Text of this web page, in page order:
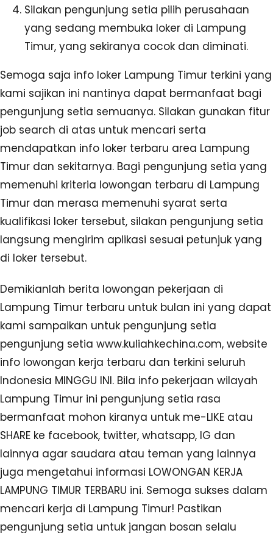
Silakan pengunjung setia pilih perusahaan
yang sedang membuka loker di Lampung
Timur, yang sekiranya cocok dan diminati.
Semoga saja info loker Lampung Timur terkini yang
kami sajikan ini nantinya dapat bermanfaat bagi
pengunjung setia semuanya. Silakan gunakan fitur
job search di atas untuk mencari serta
mendapatkan info loker terbaru area Lampung
Timur dan sekitarnya. Bagi pengunjung setia yang
memenuhi kriteria lowongan terbaru di Lampung
Timur dan merasa memenuhi syarat serta
kualifikasi loker tersebut, silakan pengunjung setia
langsung mengirim aplikasi sesuai petunjuk yang
di loker tersebut.
Demikianlah berita lowongan pekerjaan di
Lampung Timur terbaru untuk bulan ini yang dapat
kami sampaikan untuk pengunjung setia
pengunjung setia www.kuliahkechina.com, website
info lowongan kerja terbaru dan terkini seluruh
Indonesia MINGGU INI. Bila info pekerjaan wilayah
Lampung Timur ini pengunjung setia rasa
bermanfaat mohon kiranya untuk me-LIKE atau
SHARE ke facebook, twitter, whatsapp, IG dan
lainnya agar saudara atau teman yang lainnya
juga mengetahui informasi LOWONGAN KERJA
LAMPUNG TIMUR TERBARU ini. Semoga sukses dalam
mencari kerja di Lampung Timur! Pastikan
pengunjung setia untuk jangan bosan selalu